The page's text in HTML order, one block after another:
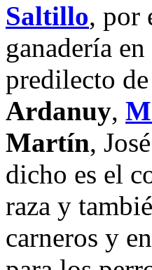
Saltillo, por
ganadería
predilecto
Ardanuy,
Martín, José
dicho es el
raza y
carneros y